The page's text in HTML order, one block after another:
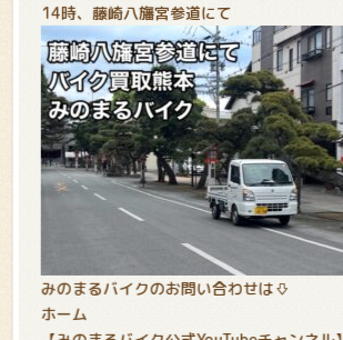
14時、藤崎八旛宮参道にて
みのまるバイクのお問い合わせは⇩
ホーム